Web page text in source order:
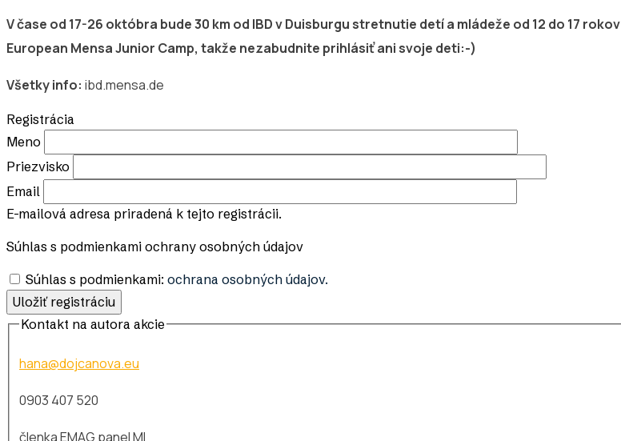
V čase od 17-26 októbra bude 30 km od IBD v Duisburgu stretnutie detí a mládeže od 12 do 17 rokov
European Mensa Junior Camp, takže nezabudnite prihlásiť ani svoje deti:-)
Všetky info: ibd.mensa.de
Registrácia
Meno
Priezvisko
Email
E-mailová adresa priradená k tejto registrácii.
Súhlas s podmienkami ochrany osobných údajov
Súhlas s podmienkami: ochrana osobných údajov.
Kontakt na autora akcie
hana@dojcanova.eu
0903 407 520
členka EMAG panel MI